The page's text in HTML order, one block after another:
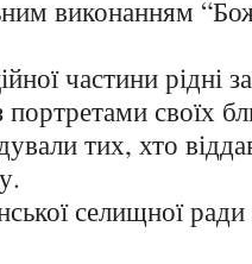
виконанням
частини рідні
портретами своїх
тих, хто
селищної ради